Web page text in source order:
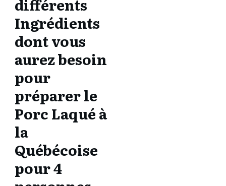
différents
Ingrédients
dont vous
aurez besoin
pour
préparer le
Porc Laqué à
la
Québécoise
pour 4